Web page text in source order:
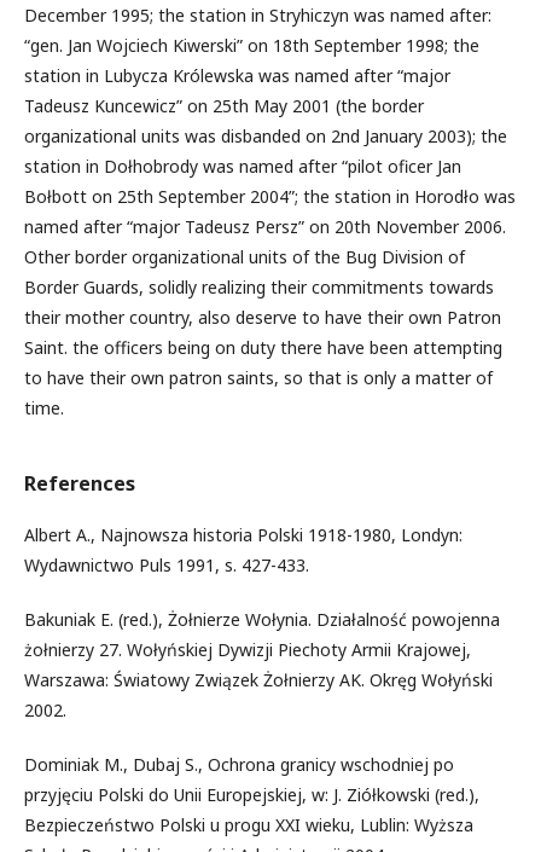
December 1995; the station in Stryhiczyn was named after:
“gen. Jan Wojciech Kiwerski” on 18th September 1998; the
station in Lubycza Królewska was named after “major
Tadeusz Kuncewicz” on 25th May 2001 (the border
organizational units was disbanded on 2nd January 2003); the
station in Dołhobrody was named after “pilot oficer Jan
Bołbott on 25th September 2004”; the station in Horodło was
named after “major Tadeusz Persz” on 20th November 2006.
Other border organizational units of the Bug Division of
Border Guards, solidly realizing their commitments towards
their mother country, also deserve to have their own Patron
Saint. the officers being on duty there have been attempting
to have their own patron saints, so that is only a matter of
time.
References
Albert A., Najnowsza historia Polski 1918-1980, Londyn:
Wydawnictwo Puls 1991, s. 427-433.
Bakuniak E. (red.), Żołnierze Wołynia. Działalność powojenna
żołnierzy 27. Wołyńskiej Dywizji Piechoty Armii Krajowej,
Warszawa: Światowy Związek Żołnierzy AK. Okręg Wołyński
2002.
Dominiak M., Dubaj S., Ochrona granicy wschodniej po
przyjęciu Polski do Unii Europejskiej, w: J. Ziółkowski (red.),
Bezpieczeństwo Polski u progu XXI wieku, Lublin: Wyższa